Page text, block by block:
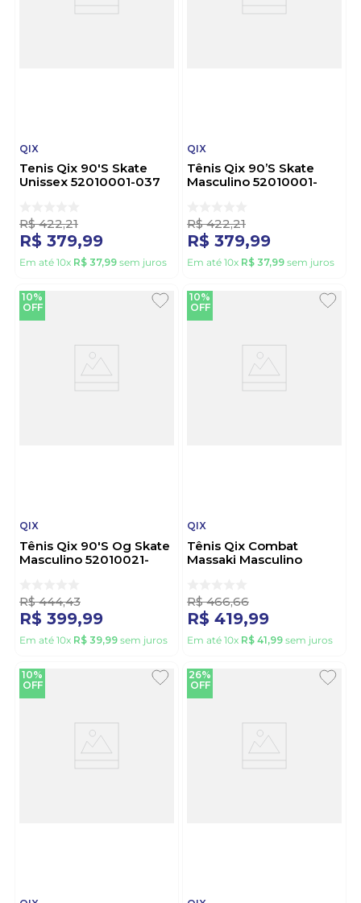
QIX
Tenis Qix 90'S Skate
Unissex 52010001-037
R$ 422,21
R$ 379,99
Em até 10x R$ 37,99 sem juros
QIX
Tênis Qix 90’S Skate
Masculino 52010001-
R$ 422,21
R$ 379,99
Em até 10x R$ 37,99 sem juros
10%
OFF
QIX
Tênis Qix 90'S Og Skate
Masculino 52010021-
R$ 444,43
R$ 399,99
Em até 10x R$ 39,99 sem juros
10%
OFF
QIX
Tênis Qix Combat
Massaki Masculino
R$ 466,66
R$ 419,99
Em até 10x R$ 41,99 sem juros
10%
OFF
26%
OFF